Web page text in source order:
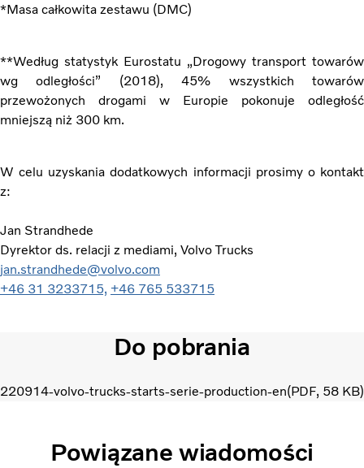
*Masa całkowita zestawu (DMC)
**Według statystyk Eurostatu „Drogowy transport towarów
wg odległości” (2018), 45% wszystkich towarów
przewożonych drogami w Europie pokonuje odległość
mniejszą niż 300 km.
W celu uzyskania dodatkowych informacji prosimy o kontakt
z:
Jan Strandhede
Dyrektor ds. relacji z mediami, Volvo Trucks
jan.strandhede@volvo.com
+46 31 3233715, +46 765 533715
Do pobrania
220914-volvo-trucks-starts-serie-production-en PDF 58 KB
Powiązane wiadomości